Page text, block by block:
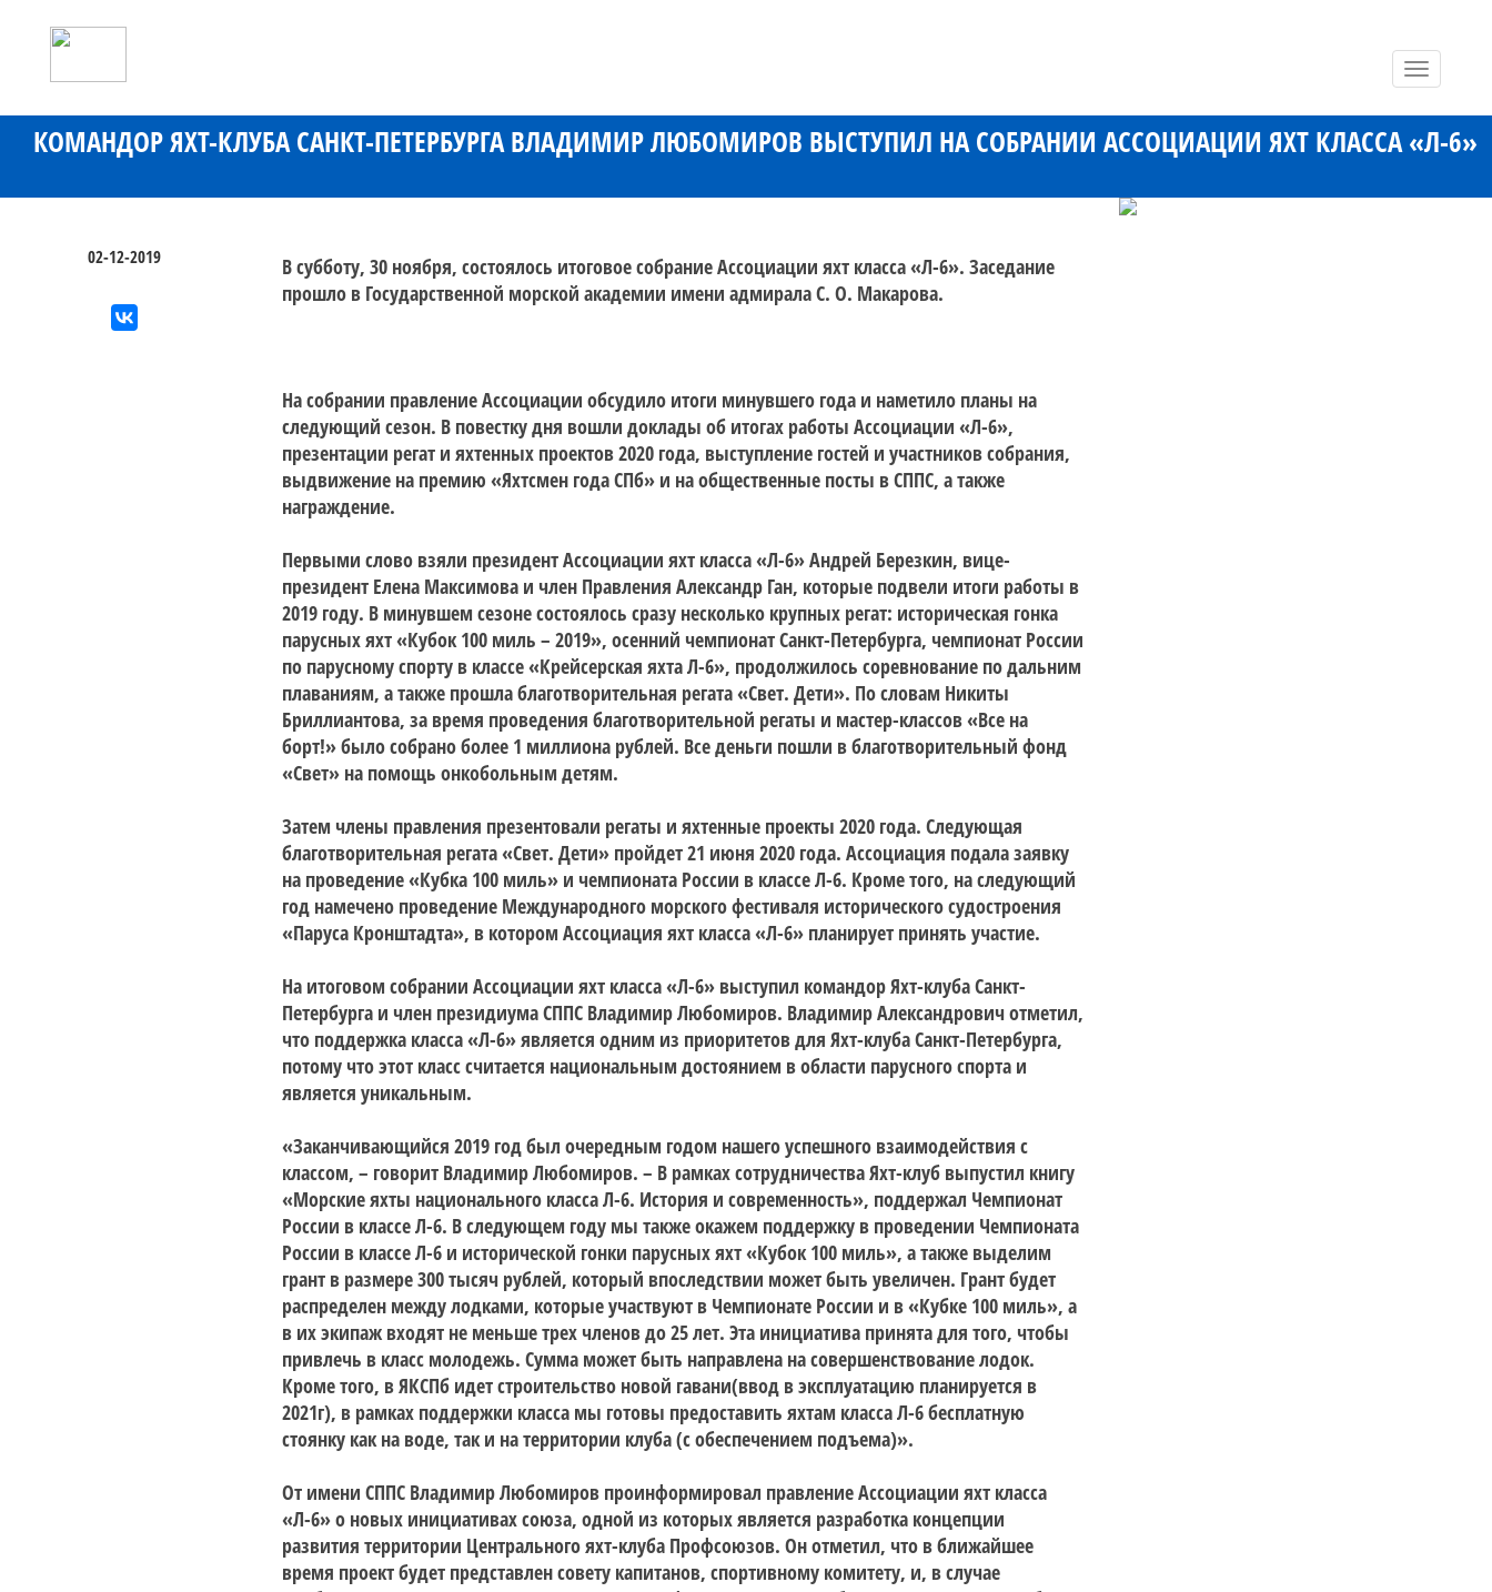
Toggle
КОМАНДОР ЯХТ-КЛУБА САНКТ-ПЕТЕРБУРГА ВЛАДИМИР ЛЮБОМИРОВ ВЫСТУПИЛ НА СОБРАНИИ АССОЦИАЦИИ ЯХТ КЛАССА «Л-6»
02-12-2019
В субботу, 30 ноября, состоялось итоговое собрание Ассоциации яхт класса «Л-6». Заседание
прошло в Государственной морской академии имени адмирала С. О. Макарова.
На собрании правление Ассоциации обсудило итоги минувшего года и наметило планы на
следующий сезон. В повестку дня вошли доклады об итогах работы Ассоциации «Л-6»,
презентации регат и яхтенных проектов 2020 года, выступление гостей и участников собрания,
выдвижение на премию «Яхтсмен года СПб» и на общественные посты в СППС, а также
награждение.
Первыми слово взяли президент Ассоциации яхт класса «Л-6» Андрей Березкин, вице-
президент Елена Максимова и член Правления Александр Ган, которые подвели итоги работы в
2019 году. В минувшем сезоне состоялось сразу несколько крупных регат: историческая гонка
парусных яхт «Кубок 100 миль – 2019», осенний чемпионат Санкт-Петербурга, чемпионат России
по парусному спорту в классе«Крейсерская яхта Л-6», продолжилось соревнование по дальним
плаваниям, а также прошла благотворительная регата «Свет. Дети». По словам Никиты
Бриллиантова, за время проведения благотворительной регаты и мастер-классов «Все на
борт!» было собрано более 1 миллиона рублей. Все деньги пошли в благотворительный фонд
«Свет» на помощь онкобольным детям.
Затем члены правления презентовали регаты и яхтенные проекты 2020 года. Следующая
благотворительная регата «Свет. Дети» пройдет 21 июня 2020 года. Ассоциация подала заявку
на проведение «Кубка 100 миль» и чемпионата России в классе Л-6. Кроме того, на следующий
год намечено проведение Международного морского фестиваля исторического судостроения
«Паруса Кронштадта», в котором Ассоциация яхт класса «Л-6» планирует принять участие.
На итоговом собрании Ассоциации яхт класса «Л-6» выступил командор Яхт-клуба Санкт-
Петербурга и член президиума СППС Владимир Любомиров. Владимир Александрович отметил,
что поддержка класса «Л-6» является одним из приоритетов для Яхт-клуба Санкт-Петербурга,
потому что этот класс считается национальным достоянием в области парусного спорта и
является уникальным.
«Заканчивающийся 2019 год был очередным годом нашего успешного взаимодействия с
классом, – говорит Владимир Любомиров. – В рамках сотрудничества Яхт-клуб выпустил книгу
«Морские яхты национального класса Л-6. История и современность», поддержал Чемпионат
России в классе Л-6. В следующем году мы также окажем поддержку в проведении Чемпионата
России в классе Л-6 и исторической гонки парусных яхт «Кубок 100 миль», а также выделим
грант в размере 300 тысяч рублей, который впоследствии может быть увеличен. Грант будет
распределен между лодками, которые участвуют в Чемпионате России и в «Кубке 100 миль», а
в их экипаж входят не меньше трех членов до 25 лет. Эта инициатива принята для того, чтобы
привлечь в класс молодежь. Сумма может быть направлена на совершенствование лодок.
Кроме того, в ЯКСПб идетстроительство новой гавани(ввод в эксплуатацию планируется в
2021г), в рамках поддержки класса мы готовы предоставить яхтам класса Л-6 бесплатную
стоянку как на воде, так и на территории клуба (с обеспечением подъема)».
От имени СППС Владимир Любомиров проинформировал правление Ассоциации яхт класса
«Л-6» о новых инициативах союза, одной из которых является разработка концепции
развития территории Центрального яхт-клуба Профсоюзов. Он отметил, что в ближайшее
время проект будет представлен совету капитанов, спортивному комитету, и, в случае